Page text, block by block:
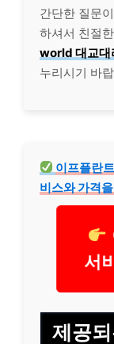
간단한 질문
하셔서 친절
world 대교대
누리시기 바
이프플란
비스와 가격
서
제공